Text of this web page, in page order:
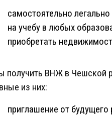
самостоятельно
на учебу в любых
приобретать
получить ВНЖ в Чешской
из них:
приглашение от будущего